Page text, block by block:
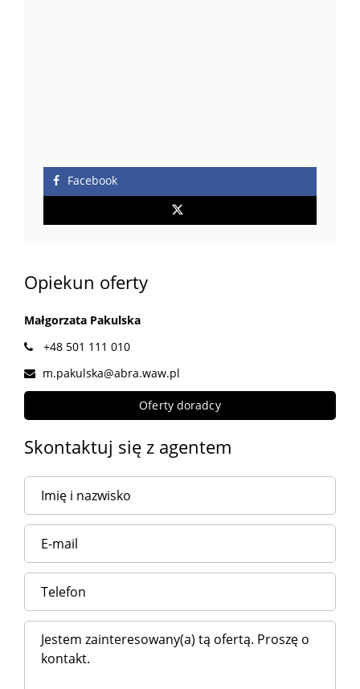
Facebook
Opiekun oferty
Małgorzata Pakulska
+48 501 111 010
m.pakulska@abra.waw.pl
Oferty doradcy
Skontaktuj się z agentem